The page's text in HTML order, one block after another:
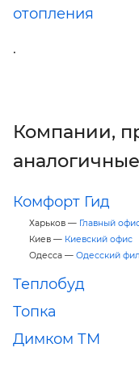
отопления
.
Компании,
Комфорт Гид
Харьков — Главный
Киев — Киевский офис
Одесса — Одесский
Теплобуд
Топка
Димком ТМ